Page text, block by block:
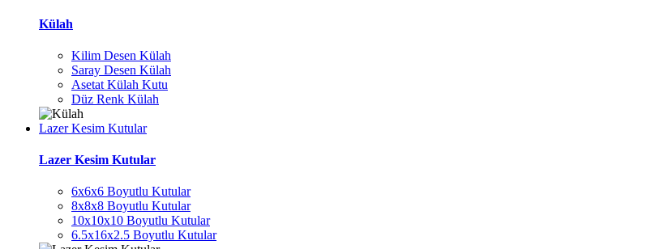
Külah
Kilim Desen Külah
Saray Desen Külah
Asetat Külah Kutu
Düz Renk Külah
Lazer Kesim Kutular
Lazer Kesim Kutular
6x6x6 Boyutlu Kutular
8x8x8 Boyutlu Kutular
10x10x10 Boyutlu Kutular
6.5x16x2.5 Boyutlu Kutular